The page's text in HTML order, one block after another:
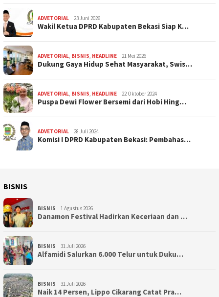
ADVETORIAL 23 Juni 2026
Wakil Ketua DPRD Kabupaten Bekasi Siap K…
ADVETORIAL, BISNIS, HEADLINE 21 Mei 2026
Dukung Gaya Hidup Sehat Masyarakat, Swis…
ADVETORIAL, BISNIS, HEADLINE 22 Oktober 2024
Puspa Dewi Flower Bersemi dari Hobi Hing…
ADVETORIAL 28 Juli 2024
Komisi I DPRD Kabupaten Bekasi: Pembahas…
BISNIS
BISNIS 1 Agustus 2026
Danamon Festival Hadirkan Keceriaan dan …
BISNIS 31 Juli 2026
Alfamidi Salurkan 6.000 Telur untuk Duku…
BISNIS 31 Juli 2026
Naik 14 Persen, Lippo Cikarang Catat Pra…